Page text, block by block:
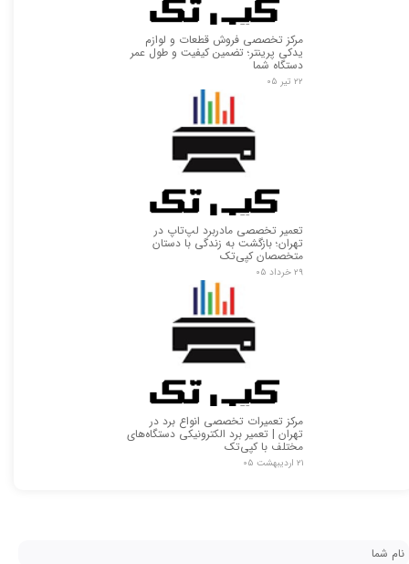
مرکز تخصصی فروش قطعات و لوازم
یدکی پرینتر؛ تضمین کیفیت و طول عمر
دستگاه شما
۲۲ تیر ۰۵
تعمیر تخصصی مادربرد لپ‌تاپ در
تهران؛ بازگشت به زندگی با دستان
متخصصان کپی‌تک
۲۹ خرداد ۰۵
مرکز تعمیرات تخصصی انواع برد در
تهران | تعمیر برد الکترونیکی دستگاه‌های
مختلف با کپی‌تک
۲۱ اردیبهشت ۰۵